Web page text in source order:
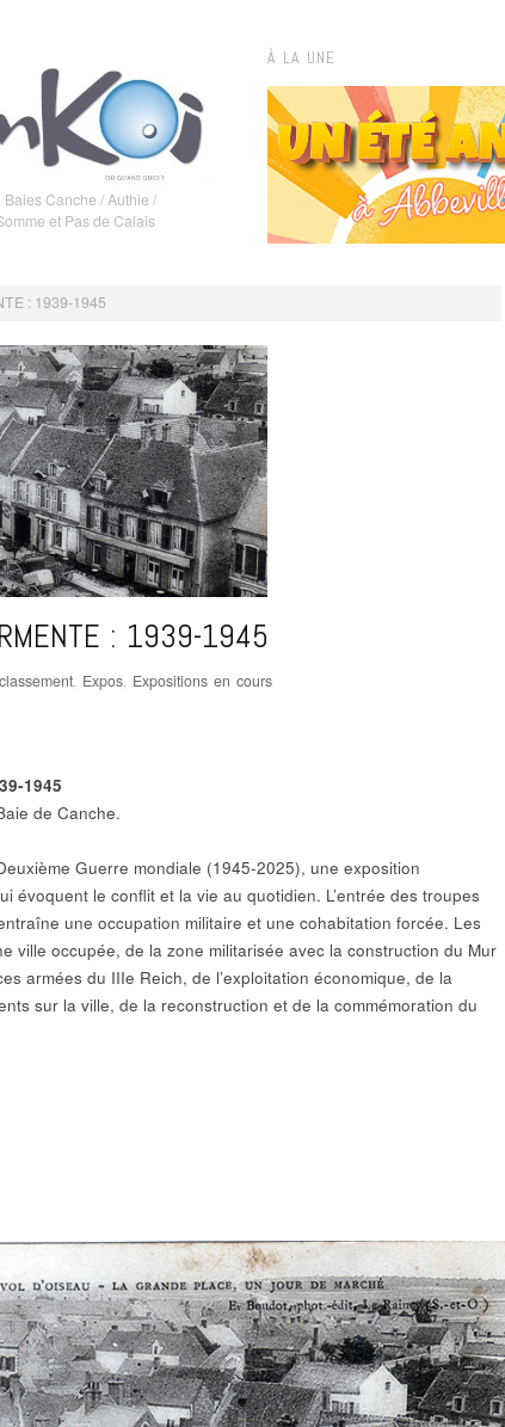
Canche / Authie /
et Pas de Calais
À LA UNE
: 1939-1945
: 1939-1945
classement, Expos, Expositions en cours
1945
de Canche.
Guerre mondiale (1945-2025), une exposition
évoquent le conflit et la vie au quotidien. L’entrée des troupes
une occupation militaire et une cohabitation forcée. Les
ville occupée, de la zone militarisée avec la construction du Mur
armées du IIIe Reich, de l’exploitation économique, de la
sur la ville, de la reconstruction et de la commémoration du